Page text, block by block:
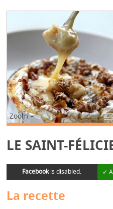
Zoom +
LE SAINT-
Facebookis disabled. ✓
La recette